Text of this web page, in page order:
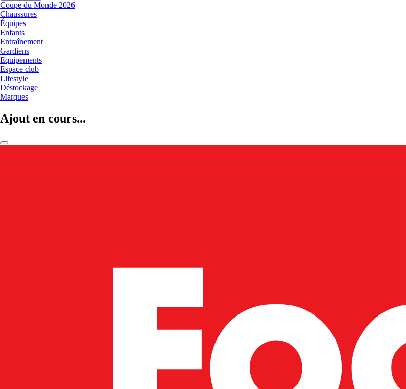
Coupe du Monde 2026
Chaussures
Équipes
Enfants
Entraînement
Gardiens
Equipements
Espace club
Lifestyle
Déstockage
Marques
Ajout en cours...